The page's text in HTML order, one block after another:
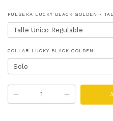
PULSERA LUCKY BLACK GOLDEN -
COLLAR LUCKY BLACK GOLDEN